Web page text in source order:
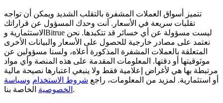
BTC Welcome Rewards
Deposit & Trade BTC to Share 25000 USDT prize pool!
تتميز أسواق العملات المشفرة بالتقلب الشديد ويمكن أن تواجه
تقلبات سريعة في الأسعار. أنت وحدك المسؤول عن قراراتك
الاستثمارية وBitrue ليست مسؤولة عن أي خسائر قد تتكبدها. نحن
نعتمد على مصادر خارجية للحصول على الأسعار والبيانات الأخرى
المتعلقة بالعملات المشفرة المذكورة أعلاه، ولسنا مسؤولين عن
موثوقيتها أو دقتها. المعلومات المقدمة على هذه المنصة وأي مواد
مرتبطة بها هي لأغراض إعلامية فقط ولا ينبغي اعتبارها نصيحة مالية
أو استثمارية. لمزيد من المعلومات، راجع شروط الاستخدام وسياسة
الخصوصية الخاصة بنا.